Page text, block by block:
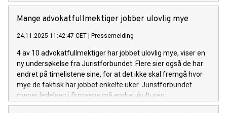
Mange advokatfullmektiger jobber ulovlig mye
24.11.2025 11:42:47 CET | Pressemelding
4 av 10 advokatfullmektiger har jobbet ulovlig mye, viser en
ny undersøkelse fra Juristforbundet. Flere sier også de har
endret på timelistene sine, for at det ikke skal fremgå hvor
mye de faktisk har jobbet enkelte uker. Juristforbundet
mener ledelsen i firmaene må endre ukulturen.